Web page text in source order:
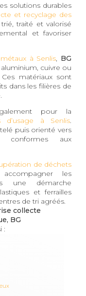
solutions durables
et recyclage des
traité et valorisé
et favoriser
à Senlis, BG
cuivre ou
matériaux sont
dans les filières de
pour la
d’usage à Senlis.
puis orienté vers
conformes aux
de déchets
les
une démarche
et ferrailles
de tri agréés.
collecte
BG
: